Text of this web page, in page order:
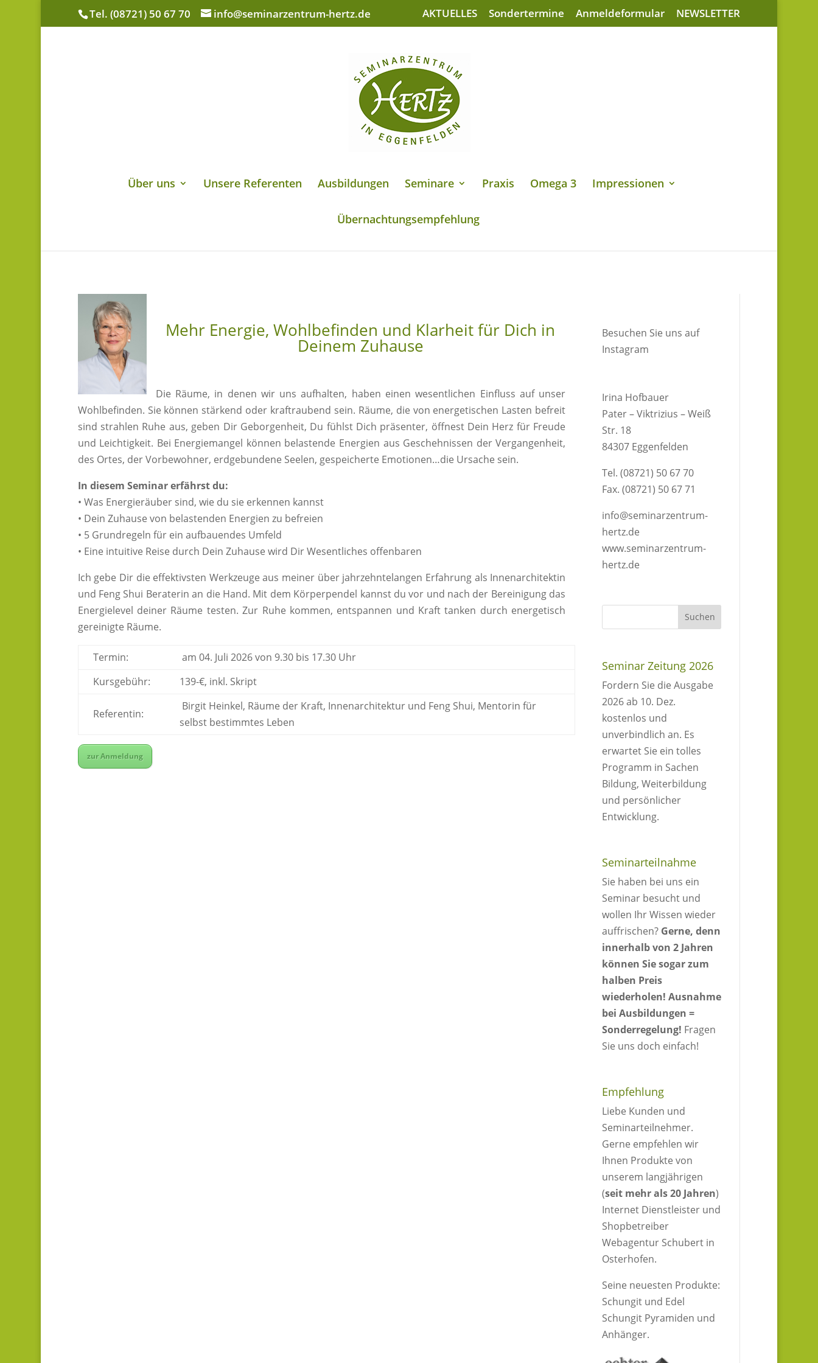
Tel. (08721) 50 67 70 info@seminarzentrum-hertz.de AKTUELLES Sondertermine Anmeldeformular NEWSLETTER
Über uns Unsere Referenten Ausbildungen Seminare Praxis Omega 3 Impressionen
Übernachtungsempfehlung
Mehr Energie, Wohlbefinden und Klarheit für Dich in
Deinem Zuhause
Die Räume, in denen wir uns aufhalten, haben einen wesentlichen Einfluss auf unser
Wohlbefinden. Sie können stärkend oder kraftraubend sein. Räume, die von energetischen Lasten befreit
sind strahlen Ruhe aus, geben Dir Geborgenheit, Du fühlst Dich präsenter, öffnest Dein Herz für Freude
und Leichtigkeit. Bei Energiemangel können belastende Energien aus Geschehnissen der Vergangenheit,
des Ortes, der Vorbewohner, erdgebundene Seelen, gespeicherte Emotionen…die Ursache sein.
In diesem Seminar erfährst du:
• Was Energieräuber sind, wie du sie erkennen kannst
• Dein Zuhause von belastenden Energien zu befreien
• 5 Grundregeln für ein aufbauendes Umfeld
• Eine intuitive Reise durch Dein Zuhause wird Dir Wesentliches offenbaren
Ich gebe Dir die effektivsten Werkzeuge aus meiner über jahrzehntelangen Erfahrung als Innenarchitektin
und Feng Shui Beraterin an die Hand. Mit dem Körperpendel kannst du vor und nach der Bereinigung das
Energielevel deiner Räume testen. Zur Ruhe kommen, entspannen und Kraft tanken durch energetisch
gereinigte Räume.
Termin:
am 04. Juli 2026 von 9.30 bis 17.30 Uhr
Kursgebühr:
139-€, inkl. Skript
Referentin:
Birgit Heinkel, Räume der Kraft, Innenarchitektur und Feng Shui, Mentorin für
selbst bestimmtes Leben
zur Anmeldung
Besuchen Sie uns auf
Instagram
Irina Hofbauer
Pater – Viktrizius – Weiß
Str. 18
84307 Eggenfelden
Tel. (08721) 50 67 70
Fax. (08721) 50 67 71
info@seminarzentrum-
hertz.de
www.seminarzentrum-
hertz.de
Seminar Zeitung 2026
Fordern Sie die Ausgabe
2026 ab 10. Dez.
kostenlos und
unverbindlich an. Es
erwartet Sie ein tolles
Programm in Sachen
Bildung, Weiterbildung
und persönlicher
Entwicklung.
Seminarteilnahme
Sie haben bei uns ein
Seminar besucht und
wollen Ihr Wissen wieder
auffrischen? Gerne, denn
innerhalb von 2 Jahren
können Sie sogar zum
halben Preis
wiederholen! Ausnahme
bei Ausbildungen =
Sonderregelung! Fragen
Sie uns doch einfach!
Empfehlung
Liebe Kunden und
Seminarteilnehmer.
Gerne empfehlen wir
Ihnen Produkte von
unserem langjährigen
(seit mehr als 20 Jahren)
Internet Dienstleister und
Shopbetreiber
Webagentur Schubert in
Osterhofen.
Seine neuesten Produkte:
Schungit und Edel
Schungit Pyramiden und
Anhänger.